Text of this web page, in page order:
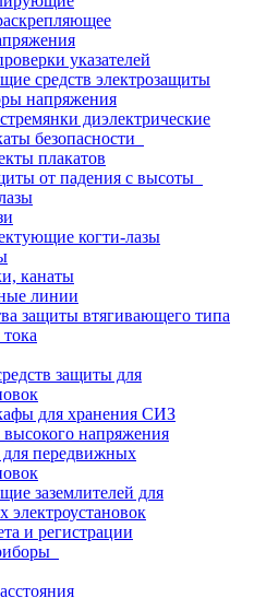
указателей
средств электрозащиты
напряжения
диэлектрические
безопасности
плакатов
от падения с высоты
когти-лазы
канаты
линии
защиты втягивающего типа
защиты для
для хранения СИЗ
напряжения
для передвижных
заземлителей для
электроустановок
и регистрации